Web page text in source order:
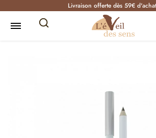
Livraison offerte dès 59€